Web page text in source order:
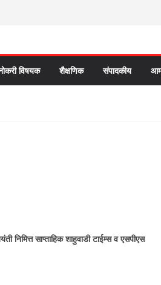
विषयक शैक्षणिक संपादकीय
साप्ताहिक शाहुवाडी टाईम्स व एसपीएस